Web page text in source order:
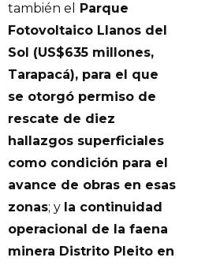
también el
Parque
Fotovoltaico Llanos del
Sol (US$635 millones,
Tarapacá), para el que
se otorgó permiso de
rescate de diez
hallazgos superficiales
como condición para el
avance de obras en esas
zonas; y la continuidad
operacional de la faena
minera Distrito Pleito en